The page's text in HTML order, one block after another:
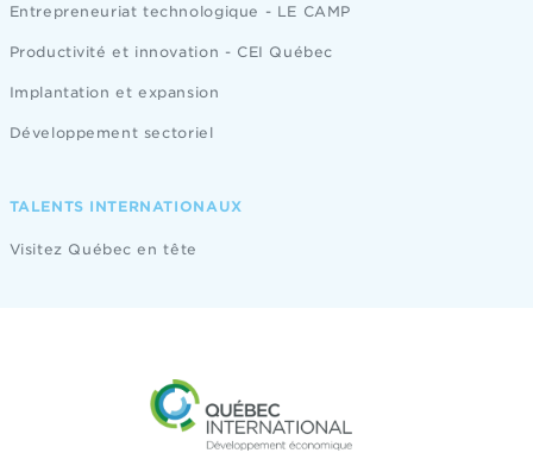
Entrepreneuriat technologique - LE CAMP
Productivité et innovation - CEI Québec
Implantation et expansion
Développement sectoriel
TALENTS INTERNATIONAUX
Visitez Québec en tête